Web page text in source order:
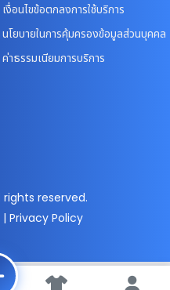
เงื่อนไขข้อตกลงการใช้บริการ
นโยบายในการคุ้มครองข้อมูลส่วนบุคคล
ค่าธรรมเนียมการบริการ
rights reserved.
Privacy Policy